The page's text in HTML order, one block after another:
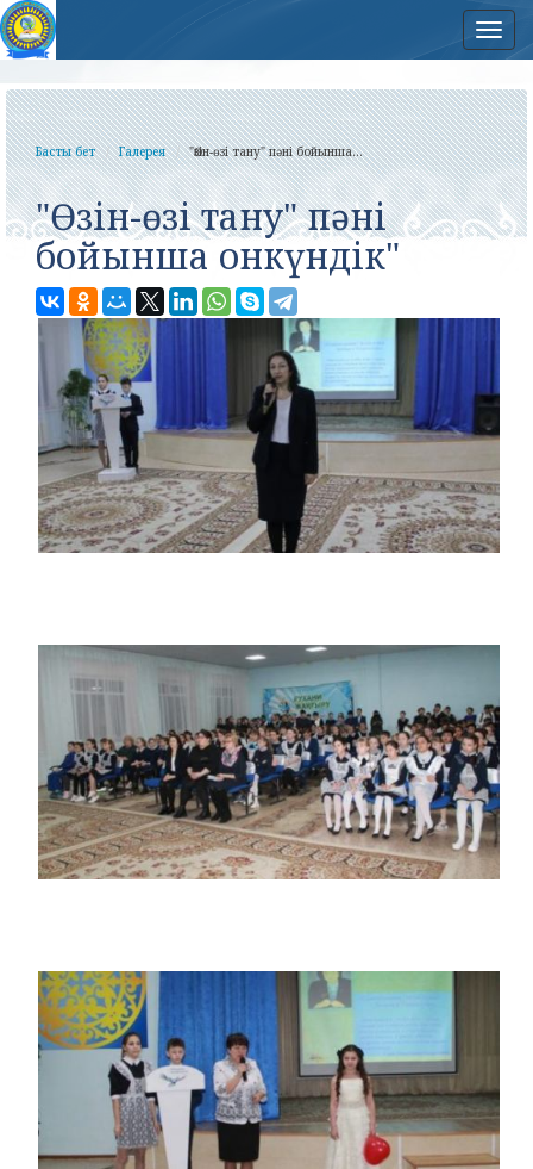
Басты бет Галерея "Өзін-өзі тану" пәні бойынша...
"Өзін-өзі тану" пәні
бойынша онкүндік"